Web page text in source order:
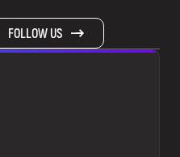
FOLLOW US